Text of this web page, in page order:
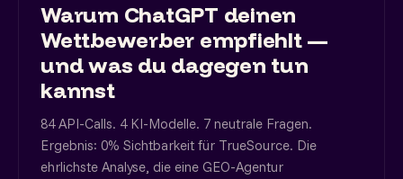
Warum ChatGPT deinen
Wettbewerber empfiehlt —
und was du dagegen tun
kannst
84 API-Calls. 4 KI-Modelle. 7 neutrale Fragen.
Ergebnis: 0% Sichtbarkeit für TrueSource. Die
ehrlichste Analyse, die eine GEO-Agentur